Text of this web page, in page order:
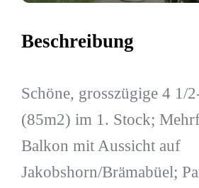
Beschreibung
Schöne, grosszügige 4 1/
(85m2) im 1. Stock;
Balkon mit Aussicht auf
Jakobshorn/Brämabüel;